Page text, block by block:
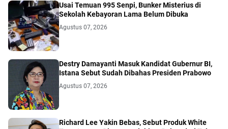
Usai Temuan 995 Senpi, Bunker Misterius di
Sekolah Kebayoran Lama Belum Dibuka
Agustus 07, 2026
Destry Damayanti Masuk Kandidat Gubernur BI,
Istana Sebut Sudah Dibahas Presiden Prabowo
Agustus 07, 2026
Richard Lee Yakin Bebas, Sebut Produk White